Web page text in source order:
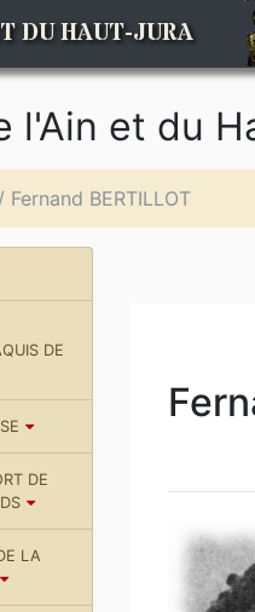
DU HAUT-JURA
l'Ain et du
/ Fernand BERTILLOT
DE
DE
LA